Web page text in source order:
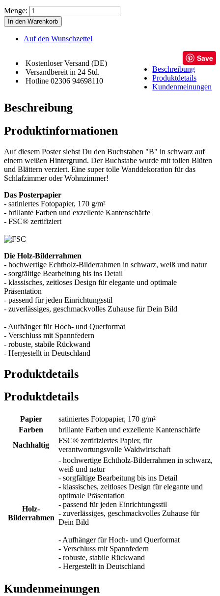
Menge:
In den Warenkorb
Auf den Wunschzettel
Kostenloser Versand (DE)
Versandbereit in 24 Std.
Hotline 02306 94698110
Save
Beschreibung
Produktdetails
Kundenmeinungen
Beschreibung
Produktinformationen
Auf diesem Poster siehst Du den Buchstaben "B" in schwarz auf
einem weißen Hintergrund. Der Buchstabe wurde mit tollen Blüten
und Blättern verziert. Eine super tolle Wanddekoration für das
Schlafzimmer oder Wohnzimmer!
Das Posterpapier
- satiniertes Fotopapier, 170 g/m²
- brillante Farben und exzellente Kantenschärfe
- FSC® zertifiziert
Die Holz-Bilderrahmen
- hochwertige Echtholz-Bilderrahmen in schwarz, weiß und natur
- sorgfältige Bearbeitung bis ins Detail
- klassisches, zeitloses Design für elegante und optimale
Präsentation
- passend für jeden Einrichtungsstil
- zuverlässiges, geschmackvolles Zuhause für Dein Bild
- Aufhänger für Hoch- und Querformat
- Verschluss mit Spannfedern
- robuste, stabile Rückwand
- Hergestellt in Deutschland
Produktdetails
Produktdetails
Papier
satiniertes Fotopapier, 170 g/m²
Farben
brillante Farben und exzellente Kantenschärfe
Nachhaltig
FSC® zertifiziertes Papier, für
verantwortungsvolle Waldwirtschaft
Holz-
Bilderrahmen
- hochwertige Echtholz-Bilderrahmen in schwarz,
weiß und natur
- sorgfältige Bearbeitung bis ins Detail
- klassisches, zeitloses Design für elegante und
optimale Präsentation
- passend für jeden Einrichtungsstil
- zuverlässiges, geschmackvolles Zuhause für
Dein Bild
- Aufhänger für Hoch- und Querformat
- Verschluss mit Spannfedern
- robuste, stabile Rückwand
- Hergestellt in Deutschland
Kundenmeinungen